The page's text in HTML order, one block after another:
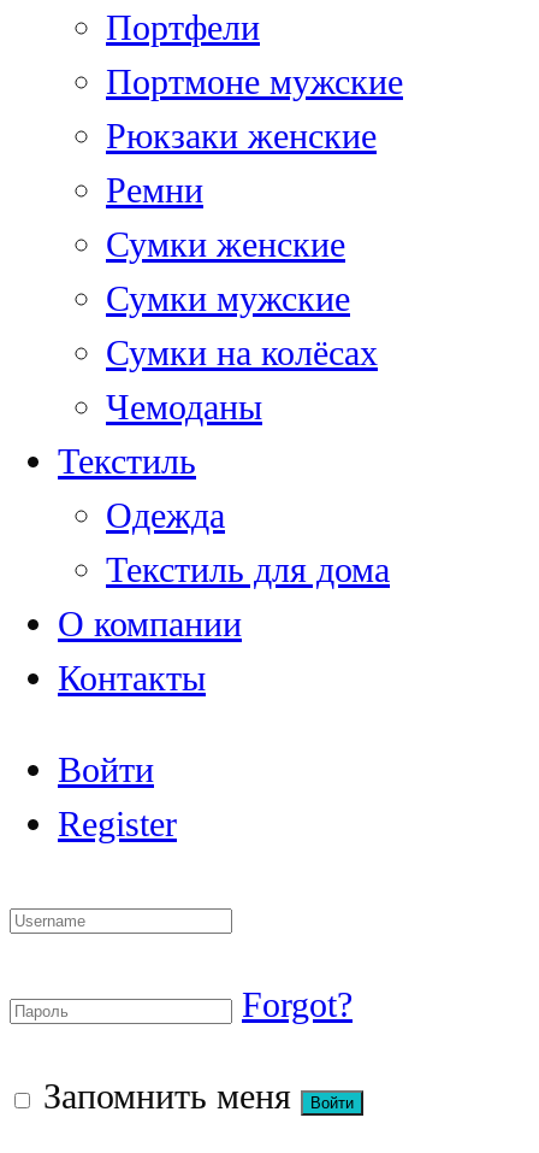
Портфели
Портмоне мужские
Рюкзаки женские
Ремни
Сумки женские
Сумки мужские
Сумки на колёсах
Чемоданы
Текстиль
Одежда
Текстиль для дома
О компании
Контакты
Войти
Register
Forgot?
Запомнить меня